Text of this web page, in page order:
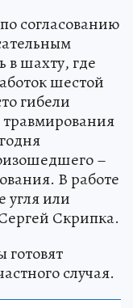
согласованию
в шахту, где
шестой
гибели
–
В работе
угля или
Скрипка.
готовят
случая.